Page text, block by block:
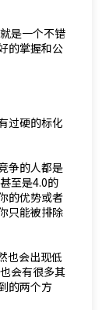
是一个不错
的掌握和公
过硬的标化
争的人都是
至是4.0的
的优势或者
只能被排除
也会出现低
会有很多其
的两个方